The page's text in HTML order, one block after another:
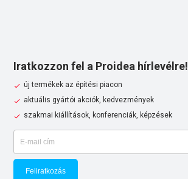
Iratkozzon fel a Proidea hírlevélre!
új termékek az építési piacon
aktuális gyártói akciók, kedvezmények
szakmai kiállítások, konferenciák, képzések
Feliratkozás